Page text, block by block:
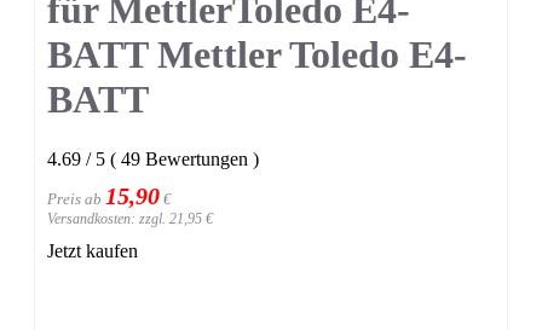
für MettlerToledo E4-
BATT Mettler Toledo E4-
BATT
4.69 / 5 ( 49 Bewertungen )
Preis ab 15,90 €
Versandkosten: zzgl. 21,95 €
Jetzt kaufen